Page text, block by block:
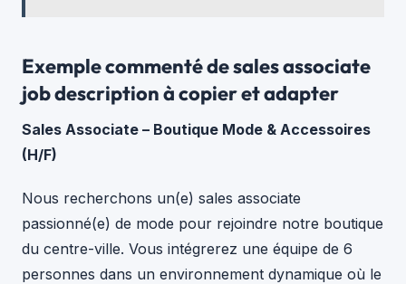
Exemple commenté de sales associate
job description à copier et adapter
Sales Associate – Boutique Mode & Accessoires
(H/F)
Nous recherchons un(e) sales associate
passionné(e) de mode pour rejoindre notre boutique
du centre-ville. Vous intégrerez une équipe de 6
personnes dans un environnement dynamique où le